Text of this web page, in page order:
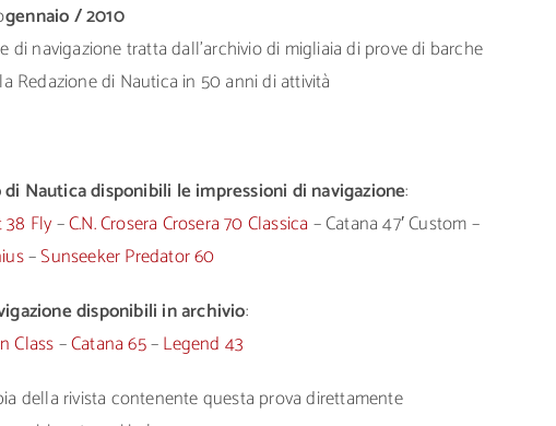
gennaio / 2010
di navigazione tratta dall’archivio di migliaia di prove di barche
Redazione di Nautica in 50 anni di attività
Nautica disponibili le impressioni di navigazione:
Fly–C.N. Crosera Crosera 70 Classica – Catana 47′ Custom –
–Sunseeker Predator 60
disponibili in archivio:
Class–Catana 65–Legend 43
della rivista contenente questa prova direttamente